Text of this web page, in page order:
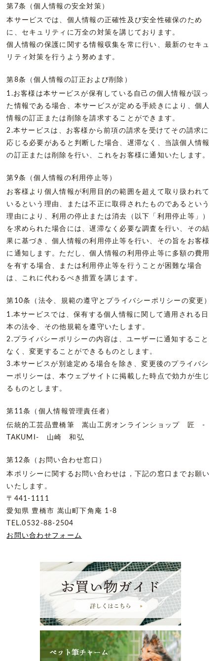
第7条（個人情報の安全対策）
本サービスでは、個人情報の正確性及び安全性確保のため
に、セキュリティに万全の対策を講じております。
個人情報の保護に関する情報収集を常に行い、最新のセキュ
リティ対策を行うよう努めます。
第8条（個人情報の訂正および削除）
1.お客様は本サービスが保有している自己の個人情報が誤っ
た情報である場合、本サービスが定める手続きにより、個人
情報の訂正または削除を請求することができます。
2.本サービスは、お客様から前項の請求を受けてその請求に
応じる必要があると判断した場合、遅滞なく、当該個人情報
の訂正または削除を行い、これをお客様に通知いたします。
第9条（個人情報の利用停止等）
お客様より個人情報が利用目的の範囲を超えて取り扱われて
いるという理由、または不正に取得されたものであるという
理由により、利用の停止または消去（以下「利用停止等」）
を求められた場合には、遅滞なく必要な調査を行い、その結
果に基づき、個人情報の利用停止等を行い、その旨をお客様
に通知します。ただし、個人情報の利用停止等に多額の費用
を有する場合、または利用停止等を行うことが困難な場合
は、これに代わるべき措置を講じます。
第10条（法令、規範の遵守とプライバシーポリシーの変更）
1.本サービスでは、保有する個人情報に関して適用される日
本の法令、その他規範を遵守いたします。
2.プライバシーポリシーの内容は、ユーザーに通知すること
なく、変更することができるものとします。
3.本サービスが別途定める場合を除き、変更後のプライバシ
ーポリシーは、本ウェブサイトに掲載した時点で効力が生じ
るものとします。
第11条（個人情報管理責任者）
伝統的工芸品豊橋筆 嵩山工房オンラインショップ 匠 -
TAKUMI- 山崎 和弘
第12条（お問い合わせ窓口）
本ポリシーに関するお問い合わせは，下記の窓口までお願い
いたします。
〒441-1111
愛知県 豊橋市 嵩山町下角庵 1-8
TEL.0532-88-2504
お問い合わせフォーム